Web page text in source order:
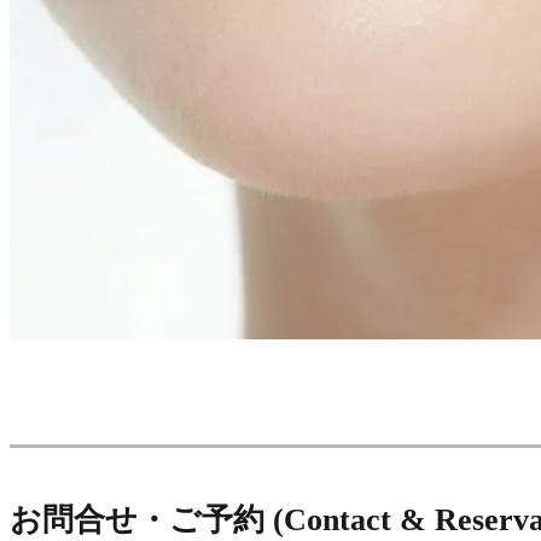
お問合せ・ご予約 (Contact &